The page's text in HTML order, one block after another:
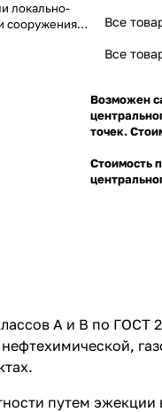
локально-
сооружениях
в складах,
Все
Все
Возможен
точек.
Стоимость
А и В по ГОСТ
путем эжекции